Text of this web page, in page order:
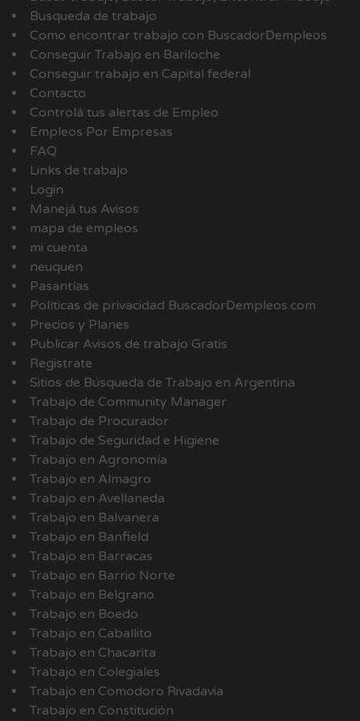
Busqueda de trabajo
Como encontrar trabajo con BuscadorDempleos
Conseguir Trabajo en Bariloche
Conseguir trabajo en Capital federal
Contacto
Controlá tus alertas de Empleo
Empleos Por Empresas
FAQ
Links de trabajo
Login
Manejá tus Avisos
mapa de empleos
mi cuenta
neuquen
Pasantías
Políticas de privacidad BuscadorDempleos.com
Precios y Planes
Publicar Avisos de trabajo Gratis
Registrate
Sitios de Búsqueda de Trabajo en Argentina
Trabajo de Community Manager
Trabajo de Procurador
Trabajo de Seguridad e Higiene
Trabajo en Agronomía
Trabajo en Almagro
Trabajo en Avellaneda
Trabajo en Balvanera
Trabajo en Banfield
Trabajo en Barracas
Trabajo en Barrio Norte
Trabajo en Belgrano
Trabajo en Boedo
Trabajo en Caballito
Trabajo en Chacarita
Trabajo en Colegiales
Trabajo en Comodoro Rivadavia
Trabajo en Constitución